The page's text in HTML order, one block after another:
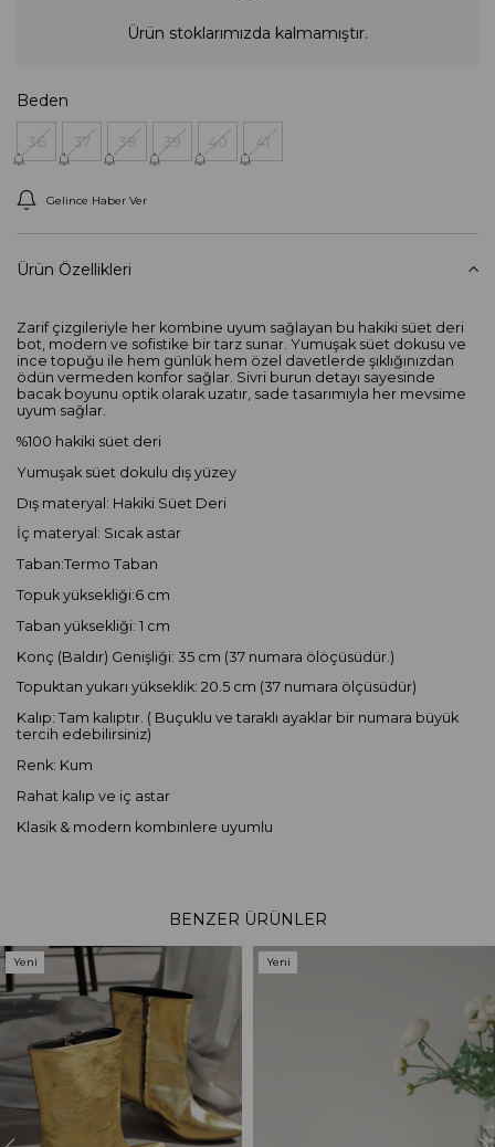
Ürün stoklarımızda kalmamıştır.
Beden
36 37 38 39 40 41
Gelince Haber Ver
Ürün Özellikleri
Zarif çizgileriyle her kombine uyum sağlayan bu hakiki süet deri
bot, modern ve sofistike bir tarz sunar. Yumuşak süet dokusu ve
ince topuğu ile hem günlük hem özel davetlerde şıklığınızdan
ödün vermeden konfor sağlar. Sivri burun detayı sayesinde
bacak boyunu optik olarak uzatır, sade tasarımıyla her mevsime
uyum sağlar.
%100 hakiki süet deri
Yumuşak süet dokulu dış yüzey
Dış materyal: Hakiki Süet Deri
İç materyal: Sıcak astar
Taban:Termo Taban
Topuk yüksekliği:6 cm
Taban yüksekliği: 1 cm
Konç (Baldır) Genişliği: 35 cm (37 numara ölöçüsüdür.)
Topuktan yukarı yükseklik: 20.5 cm (37 numara ölçüsüdür)
Kalıp: Tam kalıptır. ( Buçuklu ve taraklı ayaklar bir numara büyük
tercih edebilirsiniz)
Renk: Kum
Rahat kalıp ve iç astar
Klasik & modern kombinlere uyumlu
BENZER ÜRÜNLER
Yeni
Ürün
Yeni